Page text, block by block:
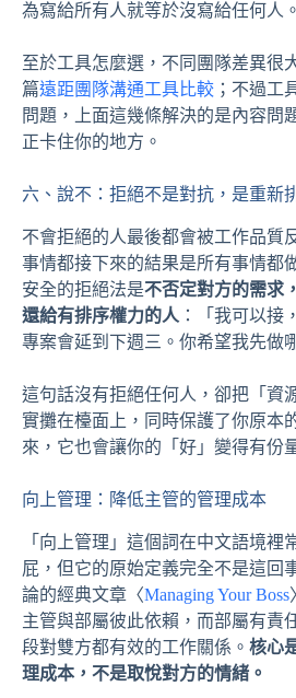
為寫給所有人就等於沒寫給任何人。
至於工具怎麼選，不同團隊差異很
篇遠距團隊溝通工具比較 ；不過工
問題，上面這幾條解決的是內容問
正卡住你的地方。
六、說不：拒絕不是對抗，是重新
不會拒絕的人最後都會被工作品質
事情都接下來的結果是所有事情都
安全的拒絕法是不否定對方的需求
還給有排序權力的人 ：「我可以接
專案會延到下週三。你希望我先做
這句話沒有拒絕任何人，卻把「資
實攤在檯面上，同時保護了你原本
來，它也會讓你的「好」變得有份
向上管理：降低主管的管理成本
「向上管理」這個詞在中文語境裡
屁，但它的原始定義完全不是這回
論的經典文章〈Managing Your Boss
主管與部屬彼此依賴，而部屬有責
段對雙方都有效的工作關係。 核心
理成本，不是取悅對方的情緒。